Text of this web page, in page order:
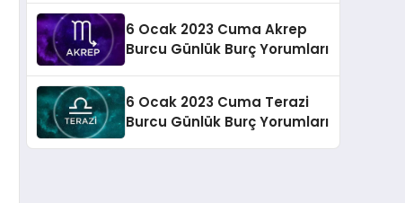
6 Ocak 2023 Cuma Akrep
Burcu Günlük Burç Yorumları
6 Ocak 2023 Cuma Terazi
Burcu Günlük Burç Yorumları